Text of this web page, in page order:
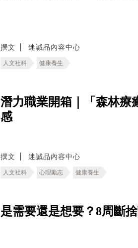
撰文 迷誠品內容中心
人文社科 健康養生
潛力職業開箱｜「森林療
感
撰文 迷誠品內容中心
人文社科 心理勵志 健康養生
是需要還是想要？8周斷